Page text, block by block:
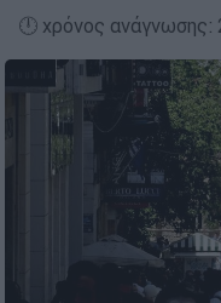
🕛 χρόνος